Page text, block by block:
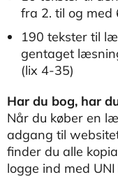
fra 2. til og med
190 tekster til
gentaget
(lix 4-35)
Har du bog, har
Når du køber en
adgang til
finder du alle
logge ind med UNI